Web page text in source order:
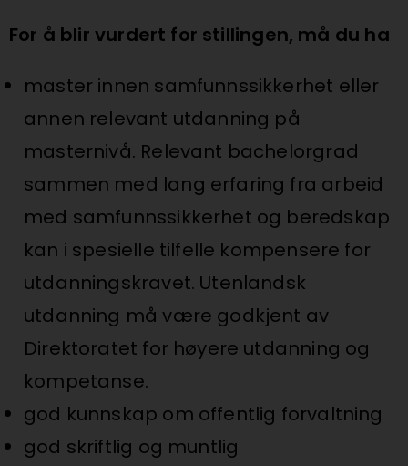
For å blir vurdert for stillingen, må du ha
master innen samfunnssikkerhet eller
annen relevant utdanning på
masternivå. Relevant bachelorgrad
sammen med lang erfaring fra arbeid
med samfunnssikkerhet og beredskap
kan i spesielle tilfelle kompensere for
utdanningskravet. Utenlandsk
utdanning må være godkjent av
Direktoratet for høyere utdanning og
kompetanse.
god kunnskap om offentlig forvaltning
god skriftlig og muntlig